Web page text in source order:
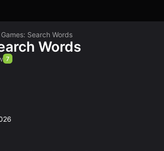
Search Words
Words
7